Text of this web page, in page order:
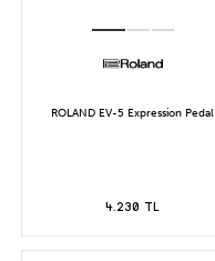
ROLAND EV-5 Expression Pedal
4.230 TL